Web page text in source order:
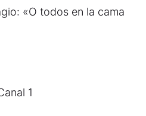
«O todos en la cama
1